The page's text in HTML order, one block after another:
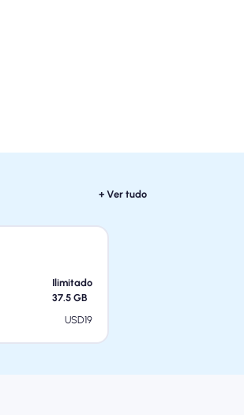
+ Ver tudo
Ilimitado
37.5 GB
USD19